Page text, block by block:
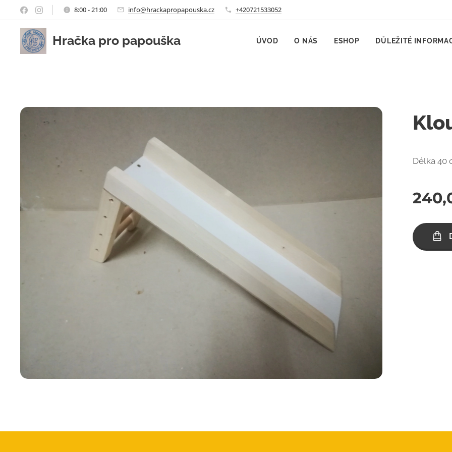
8:00 - 21:00 info@hrackapropapouska.cz +420721533052
Hračka pro papouška ÚVOD O NÁS ESHOP DŮLEŽITÉ
Délka 40